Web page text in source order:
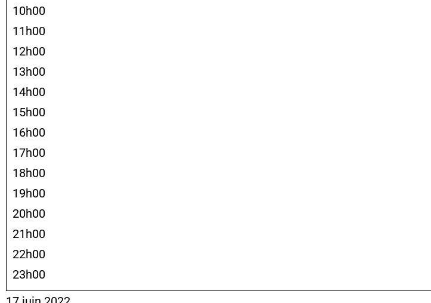
10h00
11h00
12h00
13h00
14h00
15h00
16h00
17h00
18h00
19h00
20h00
21h00
22h00
23h00